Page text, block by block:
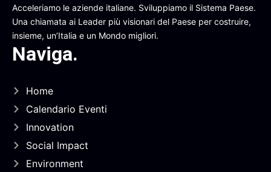
Acceleriamo le aziende italiane. Sviluppiamo il Sistema Paese.
Una chiamata ai Leader più visionari del Paese per costruire,
insieme, un’Italia e un Mondo migliori.
Naviga.
Home
Calendario Eventi
Innovation
Social Impact
Environment